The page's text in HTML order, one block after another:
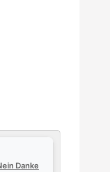
Danke